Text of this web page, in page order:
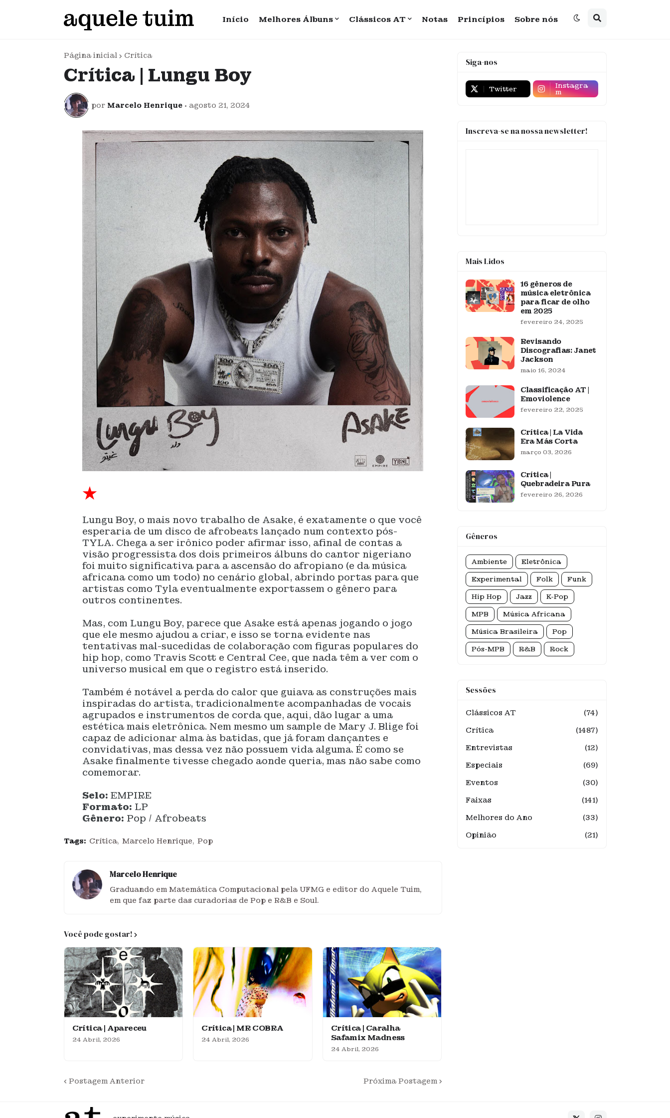
Início Melhores Álbuns Clássicos AT Notas Princípios Sobre nós
Página inicial Crítica
Crítica | Lungu Boy
por Marcelo Henrique • agosto 21, 2024
★
Lungu Boy, o mais novo trabalho de Asake, é exatamente o que você
esperaria de um disco de afrobeats lançado num contexto pós-
TYLA. Chega a ser irônico poder afirmar isso, afinal de contas a
visão progressista dos dois primeiros álbuns do cantor nigeriano
foi muito significativa para a ascensão do afropiano (e da música
africana como um todo) no cenário global, abrindo portas para que
artistas como Tyla eventualmente exportassem o gênero para
outros continentes.
Mas, com Lungu Boy, parece que Asake está apenas jogando o jogo
que ele mesmo ajudou a criar, e isso se torna evidente nas
tentativas mal-sucedidas de colaboração com figuras populares do
hip hop, como Travis Scott e Central Cee, que nada têm a ver com o
universo musical em que o registro está inserido.
Também é notável a perda do calor que guiava as construções mais
inspiradas do artista, tradicionalmente acompanhadas de vocais
agrupados e instrumentos de corda que, aqui, dão lugar a uma
estética mais eletrônica. Nem mesmo um sample de Mary J. Blige foi
capaz de adicionar alma às batidas, que já foram dançantes e
convidativas, mas dessa vez não possuem vida alguma. É como se
Asake finalmente tivesse chegado aonde queria, mas não sabe como
comemorar.
Selo:EMPIRE
Formato: LP
Gênero: Pop / Afrobeats
Tags: Crítica Marcelo Henrique Pop
Marcelo Henrique
Graduando em Matemática Computacional pela UFMG e editor do Aquele Tuim,
em que faz parte das curadorias de Pop e R&B e Soul.
Você pode gostar!
Crítica | Apareceu
24 Abril, 2026
Crítica | MR COBRA
24 Abril, 2026
Crítica | Caralha
Safamix Madness
24 Abril, 2026
Postagem Anterior Próxima Postagem
Siga-nos
Twitter Instagra
m
Inscreva-se na nossa newsletter!
Mais Lidos
16 gêneros de
música eletrônica
para ficar de olho
em 2025
fevereiro 24, 2025
Revisando
Discografias: Janet
Jackson
maio 16, 2024
Classificação AT |
Emoviolence
fevereiro 22, 2025
Crítica | La Vida
Era Más Corta
março 03, 2026
Crítica |
Quebradeira Pura
fevereiro 26, 2026
Gêneros
Ambiente Eletrônica
Experimental Folk Funk
Hip Hop Jazz K-Pop
MPB Música Africana
Música Brasileira Pop
Pós-MPB R&B Rock
Sessões
Clássicos AT
(74)
Crítica
(1487)
Entrevistas
(12)
Especiais
(69)
Eventos
(30)
Faixas
(141)
Melhores do Ano
(33)
Opinião
(21)